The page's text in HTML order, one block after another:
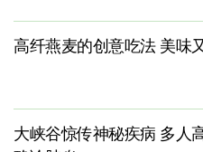
高纤燕麦的创意吃法 美味
大峡谷惊传神秘疾病 多人